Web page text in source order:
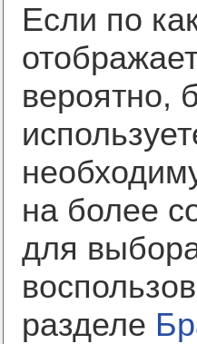
Если по
вероятно,
на более
для
разделе